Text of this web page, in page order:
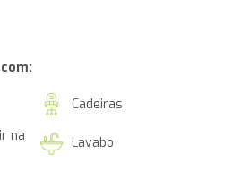
Cadeiras
na
Lavabo